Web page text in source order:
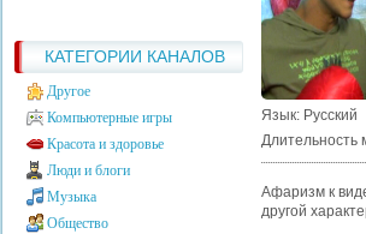
КАТЕГОРИИ КАНАЛОВ
Другое
Компьютерные игры
Красота и здоровье
Люди и блоги
Музыка
Общество
Язык: Русский
Длительность
Афаризм к
другой